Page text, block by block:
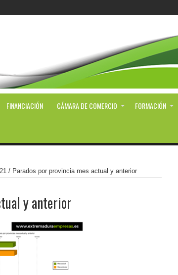
FINANCIACIÓN CÁMARA DE COMERCIO FORMACIÓN
/ Parados por provincia mes actual y anterior
y anterior